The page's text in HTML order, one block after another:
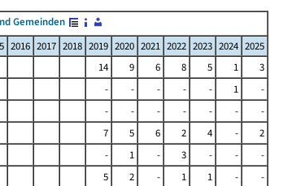
Gemeinden
2016 2017 2018 2019 2020 2021 2022 2023 2024 2025
14 9 6 8 5 1
3
- - - - - 1
-
- - - - - -
-
7 5 6 2 4 -
2
- 1 - 3 - -
-
5 2 - 1 1 -
-